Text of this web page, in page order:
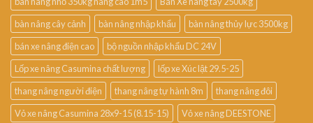
bàn nâng cây cảnh
bàn nâng nhập khẩu
bàn nâng thủy lực 3500kg
bán xe nâng điện cao
bộ nguồn nhập khẩu DC 24V
Lốp xe nâng Casumina chất lượng
lốp xe Xúc lật 29.5-25
thang nâng người điện
thang nâng tự hành 8m
thang nâng đôi
Vỏ xe nâng Casumina 28x9-15 (8.15-15)
Vỏ xe nâng DEESTONE